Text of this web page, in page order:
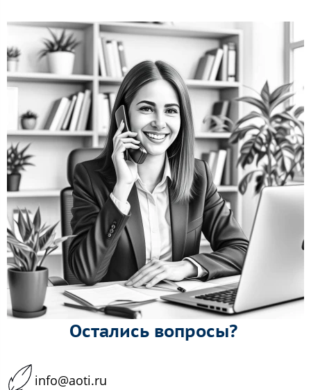
Остались вопросы?
info@aoti.ru